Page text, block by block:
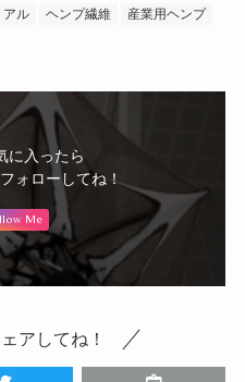
アル ヘンプ繊維
産業用ヘンプ
に入ったら
ォローしてね！
Me
アしてね！